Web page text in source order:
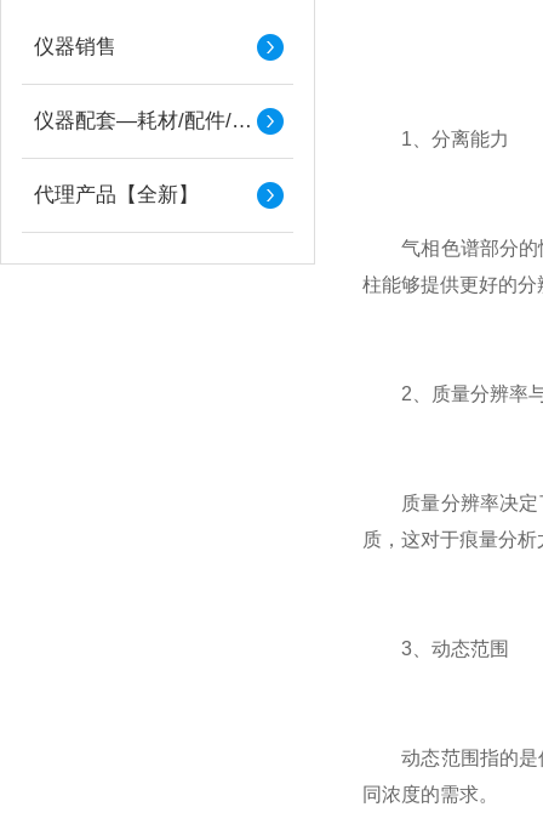
仪器销售
仪器配套—耗材/配件/备件
代理产品【全新】
1、分离能力
气相色谱部分的性
柱能够提供更好的
2、质量分辨率
质量分辨率决定了
质，这对于痕量分
3、动态范围
动态范围指的是仪
同浓度的需求。